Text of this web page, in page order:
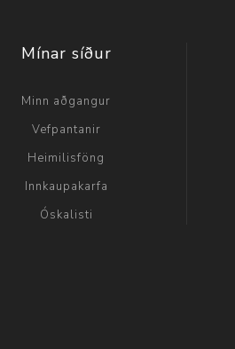
Mínar síður
Minn aðgangur
Vefpantanir
Heimilisföng
Innkaupakarfa
Óskalisti